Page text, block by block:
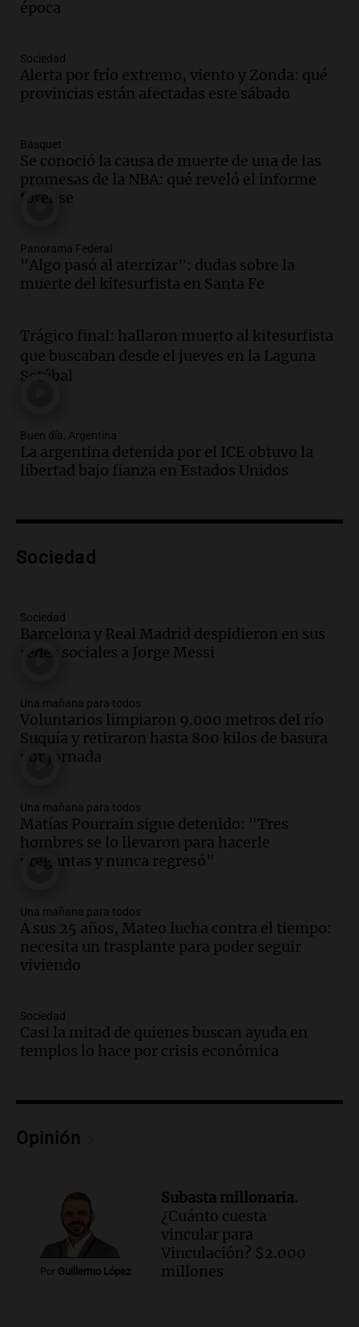
Una mañana para todos
Audio.
metros del río Suquía y retiraron hasta
800 kilos de basura por jornada
Audio.La historia de la servilleta que
firmó Jorge Messi para el primer
contrato de Leo con Barcelona
Una mañana para todos
Audio.Joan Gaspart: "Sin Jorge, no sé si
Messi hubiera llegado adonde llegó"
Una mañana para todos
Audio.El orgullo y el sueño argentino de
Jorge Messi en una entrevista con Rony
Vargas en 2007
Audio.El abuelo de Agostina Vega, tras
las nuevas detenciones: "En esa casa
todos tenían algo que ver"
del desayuno ideal: qué alimentos
Audio.Murió Jorge Messi
Audio.Mateo, a los 25 años, lucha
contra el tiempo: necesita un trasplante
para poder seguir viviend
Episodios
Audio.Estiman que la inflación nacional
de julio será menor al 2,9% registrado
en CABA
Audio.Altas Cumbres: rescataron a una
cabra que llevaba ocho días atrapada en
un precipicio
Una mañana para todos
Audio.
conectividad fronteriza, aérea y digital
con Jujuy
qué crece el consumo de alimentos con
proteínas
Audio.
Investigan un asalto millonario a
la cooperativa Talamochita en Villa
María
Panorama Federal
época
Sociedad
Alerta por frío extremo, viento y Zonda: qué
provincias están afectadas este sábado
Básquet
Se conoció la causa de muerte de una de las
promesas de la NBA: qué reveló el informe
forense
Panorama Federal
"Algo pasó al aterrizar": dudas sobre la
muerte del kitesurfista en Santa Fe
Trágico final: hallaron muerto al kitesurfista
que buscaban desde el jueves en la Laguna
Setúbal
Buen día, Argentina
La argentina detenida por el ICE obtuvo la
libertad bajo fianza en Estados Unidos
Sociedad
Sociedad
Barcelona y Real Madrid despidieron en sus
redes sociales a Jorge Messi
Una mañana para todos
Voluntarios limpiaron 9.000 metros del río
Suquía y retiraron hasta 800 kilos de basura
por jornada
Una mañana para todos
Matías Pourrain sigue detenido: "Tres
hombres se lo llevaron para hacerle
preguntas y nunca regresó"
Una mañana para todos
A sus 25 años, Mateo lucha contra el tiempo:
necesita un trasplante para poder seguir
viviendo
Sociedad
Casi la mitad de quienes buscan ayuda en
templos lo hace por crisis económica
Opinión
Por Guillermo López
Subasta millonaria.
¿Cuánto cuesta
vincular para
Vinculación? $2.000
millones